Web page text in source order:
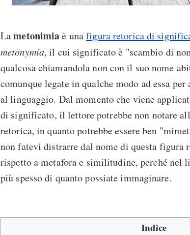
Lametonimiaè unafigura retorica di
metōnymía, il cui significato è "scambio di
qualcosa chiamandola non con il suo nome
comunque legate in qualche modo ad essa
al linguaggio. Dal momento che viene
di significato, il lettore potrebbe non notare
retorica, in quanto potrebbe essere ben
non fatevi distrarre dal nome di questa figura
rispetto a metafora e similitudine, perché nel
più spesso di quanto possiate immaginare.
Indice